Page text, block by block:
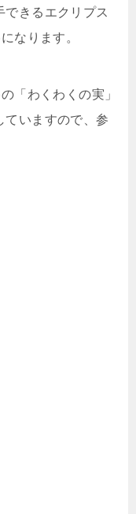
きるエクリプス
なります。
「わくわくの実」
ていますので、参